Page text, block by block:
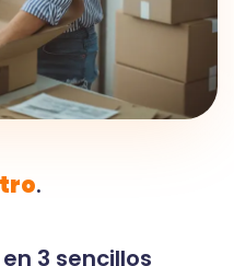
.
3 sencillos